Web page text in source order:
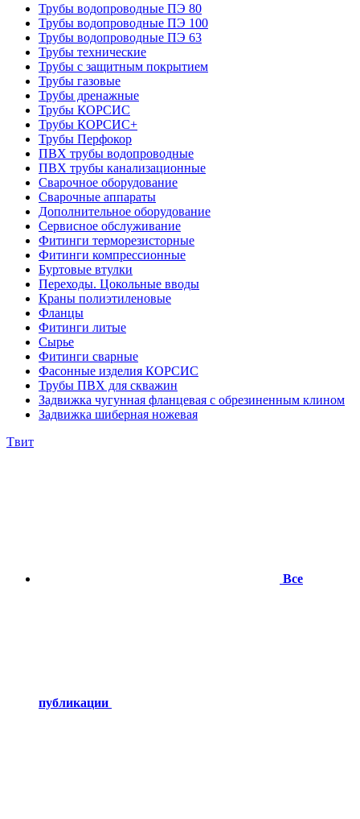
Трубы водопроводные ПЭ 80
Трубы водопроводные ПЭ 100
Трубы водопроводные ПЭ 63
Трубы технические
Трубы с защитным покрытием
Трубы газовые
Трубы дренажные
Трубы КОРСИС
Трубы КОРСИС+
Трубы Перфокор
ПВХ трубы водопроводные
ПВХ трубы канализационные
Сварочное оборудование
Сварочные аппараты
Дополнительное оборудование
Сервисное обслуживание
Фитинги терморезисторные
Фитинги компрессионные
Буртовые втулки
Переходы. Цокольные вводы
Краны полиэтиленовые
Фланцы
Фитинги литые
Сырье
Фитинги сварные
Фасонные изделия КОРСИС
Трубы ПВХ для скважин
Задвижка чугунная фланцевая с обрезиненным клином
Задвижка шиберная ножевая
Tвит
Все
публикации